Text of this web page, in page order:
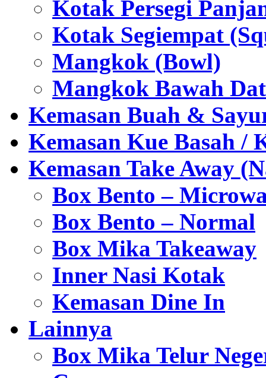
Kotak Persegi
Kotak Segiempat
Mangkok (Bowl)
Mangkok Bawah
Kemasan Buah &
Kemasan Kue Basah /
Kemasan Take Away
Box Bento –
Box Bento – Normal
Box Mika Takeaway
Inner Nasi Kotak
Kemasan Dine In
Lainnya
Box Mika Telur